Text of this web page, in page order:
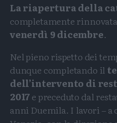
La riapertura della
completamente
venerdì 9 dicembre.
Nel pieno rispetto dei
dunque completando il
dell’intervento di
2017e preceduto dal
anni Duemila. I lavori – a